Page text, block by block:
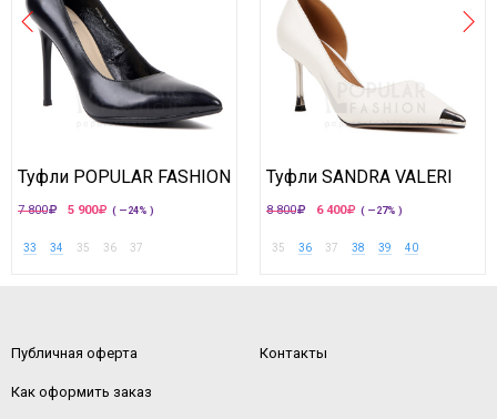
Туфли POPULAR FASHION
7 800 5 900 ( —24% )
33 34 35 36 37
Туфли SANDRA VALERI
8 800 6 400 ( —27% )
35 36 37 38 39 40
Публичная оферта
Как оформить заказ
Контакты